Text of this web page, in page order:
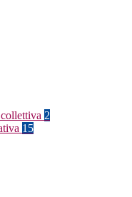
2
15